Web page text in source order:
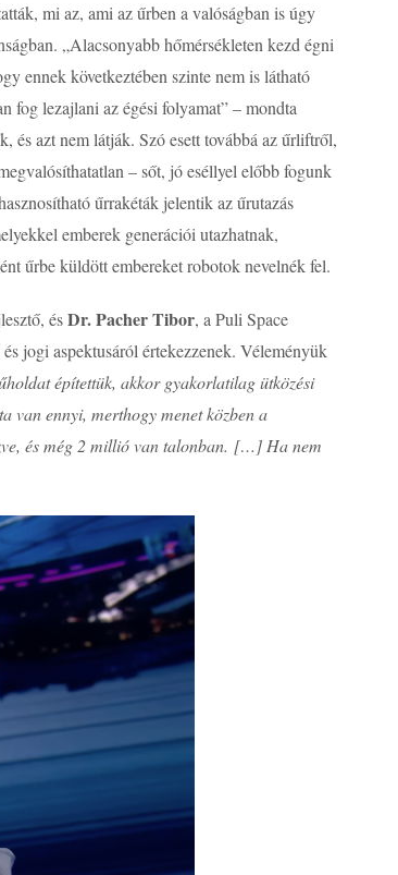
mi az, ami az űrben a valóságban is úgy
„Alacsonyabb hőmérsékleten kezd égni
ennek következtében szinte nem is látható
fog lezajlani az égési folyamat” – mondta
és azt nem látják. Szó esett továbbá az űrliftről,
– sőt, jó eséllyel előbb fogunk
űrrakéták jelentik az űrutazás
emberek generációi utazhatnak,
űrbe küldött embereket robotok nevelnék fel.
ésDr. Pacher Tibor, a Puli Space
jogi aspektusáról értekezzenek. Véleményük
építettük, akkor gyakorlatilag ütközési
van ennyi, merthogy menet közben a
és még 2 millió van talonban. […] Ha nem